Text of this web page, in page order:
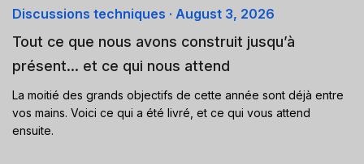
Discussions techniques · August 3, 2026
Tout ce que nous avons construit jusqu’à
présent… et ce qui nous attend
La moitié des grands objectifs de cette année sont déjà entre
vos mains. Voici ce qui a été livré, et ce qui vous attend
ensuite.